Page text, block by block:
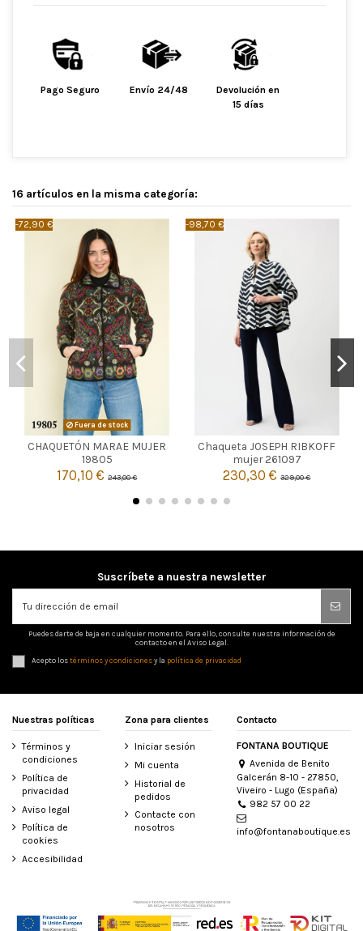
Pago Seguro Envío 24/48
Devolución en
15 días
16 artículos en la misma categoría:
-72,90 €
Fuera de stock
CHAQUETÓN MARAE MUJER
19805
170,10 €243,00 €
 Agotado
-98,70 €
Chaqueta JOSEPH RIBKOFF
mujer 261097
230,30 €329,00 €
AZUL MARINO
48

Suscríbete a nuestra newsletter
Puedes darte de baja en cualquier momento. Para ello, consulte nuestra información de
contacto en el Aviso Legal.
Acepto lostérminos y condicionesy la política de privacidad
Nuestras políticas
Términos y
condiciones
Política de
privacidad
Aviso legal
Política de
cookies
Accesibilidad
Zona para clientes
Iniciar sesión
Mi cuenta
Historial de
pedidos
Contacte con
nosotros
Contacto
FONTANA BOUTIQUE
Avenida de Benito
Galcerán 8-10 - 27850,
Viveiro - Lugo (España)
982 57 00 22
info@fontanaboutique.es